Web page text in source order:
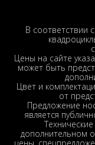
В соответствии
Цены на сайте
может быть
Цвет и
от
Предложение
является
дополнительном